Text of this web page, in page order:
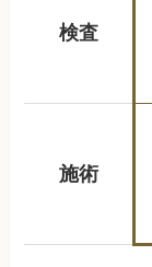
検査
施術